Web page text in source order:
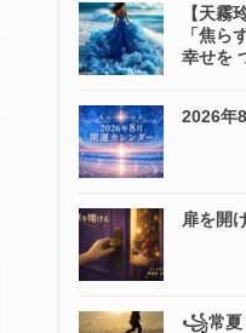
【天霧
「焦ら
幸せを
2026年
扉を開
꧁常夏